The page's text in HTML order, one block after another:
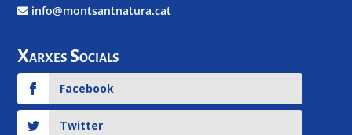
info@montsantnatura.cat
Xarxes Socials
Facebook
Twitter